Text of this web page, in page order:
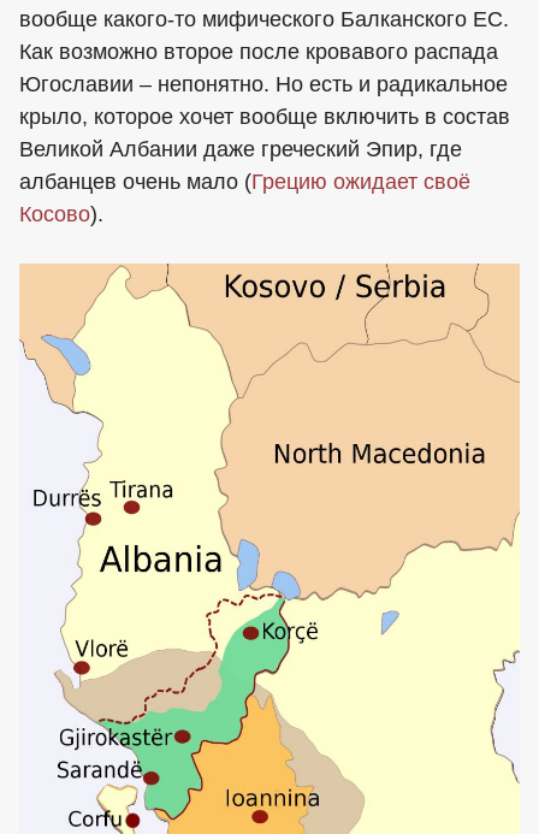
вообще какого-то мифического Балканского ЕС.
Как возможно второе после кровавого распада
Югославии – непонятно. Но есть и радикальное
крыло, которое хочет вообще включить в состав
Великой Албании даже греческий Эпир, где
албанцев очень мало (Грецию ожидает своё
Косово).